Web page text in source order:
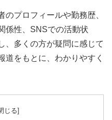
のプロフィールや勤務歴、
係性、SNSでの活動状
、多くの方が疑問に感じて
道をもとに、わかりやすく